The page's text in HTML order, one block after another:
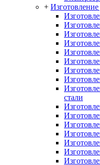
+ Изготовление
стали